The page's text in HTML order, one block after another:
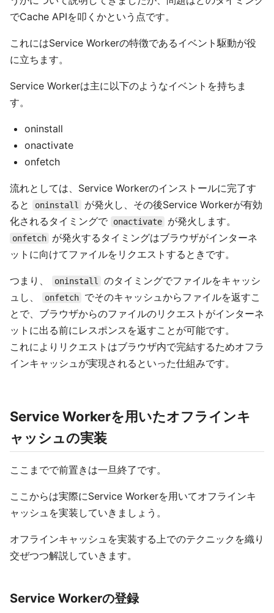
でCache APIを叩くかという点です。
これにはService Workerの特徴であるイベント駆動が役
に立ちます。
Service Workerは主に以下のようなイベントを持ちま
す。
oninstall
onactivate
onfetch
流れとしては、Service Workerのインストールに完了す
ると
oninstall
が発火し、その後Service Workerが有効
化されるタイミングで
onactivate が発火します。
onfetch
が発火するタイミングはブラウザがインターネ
ットに向けてファイルをリクエストするときです。
つまり、 oninstall
のタイミングでファイルをキャッシ
ュし、
onfetch
でそのキャッシュからファイルを返すこ
とで、ブラウザからのファイルのリクエストがインターネ
ットに出る前にレスポンスを返すことが可能です。
これによりリクエストはブラウザ内で完結するためオフラ
インキャッシュが実現されるといった仕組みです。
Service Workerを用いたオフラインキ
ャッシュの実装
ここまでで前置きは一旦終了です。
ここからは実際にService Workerを用いてオフラインキ
ャッシュを実装していきましょう。
オフラインキャッシュを実装する上でのテクニックを織り
交ぜつつ解説していきます。
Service Workerの登録